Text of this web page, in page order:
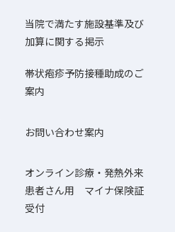
当院で満たす施設基準及び
加算に関する掲示
帯状疱疹予防接種助成のご
案内
お問い合わせ案内
オンライン診療・発熱外来
患者さん用 マイナ保険証
受付